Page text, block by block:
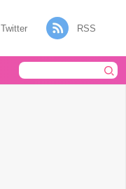
Twitter RSS